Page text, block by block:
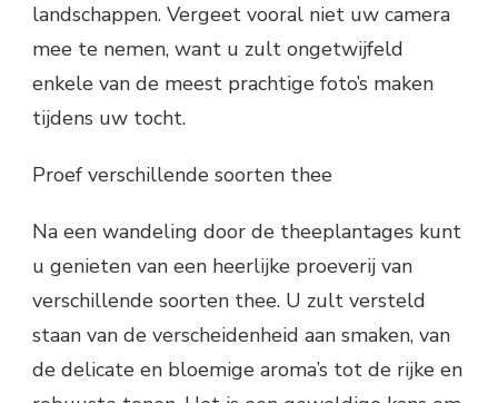
landschappen. Vergeet vooral niet uw camera
mee te nemen, want u zult ongetwijfeld
enkele van de meest prachtige foto’s maken
tijdens uw tocht.
Proef verschillende soorten thee
Na een wandeling door de theeplantages kunt
u genieten van een heerlijke proeverij van
verschillende soorten thee. U zult versteld
staan van de verscheidenheid aan smaken, van
de delicate en bloemige aroma’s tot de rijke en